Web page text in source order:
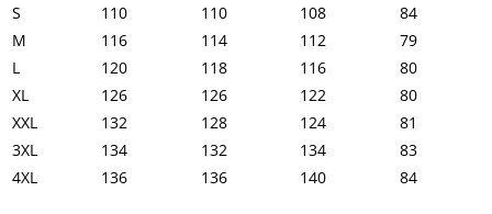
S
110 110 108
84
M
116 114 112
79
L
120 118 116
80
XL
126 126 122
80
XXL
132 128 124
81
3XL
134 132 134
83
4XL
136 136 140 84